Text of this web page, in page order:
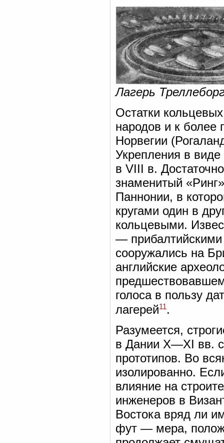
Лагерь
Остатки
народов и к
Норвегии
Укрепления в
в VIII в.
знаменитый
Паннонии, в
кругами один в
кольцевыми.
—
сооружались на
английские
голоса в пользу
лагерей11.
Разумеется,
в Дании X—XI вв.
прототипов. Во
изолированно.
влияние на
инженеров в
Востока вряд ли
фут — мера,